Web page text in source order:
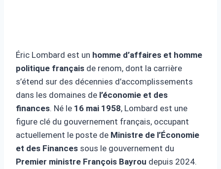
Éric Lombard est un homme d’affaires et homme
politique français de renom, dont la carrière
s’étend sur des décennies d’accomplissements
dans les domaines de l’économie et des
finances. Né le 16 mai 1958, Lombard est une
figure clé du gouvernement français, occupant
actuellement le poste de Ministre de l’Économie
et des Finances sous le gouvernement du
Premier ministre François Bayrou depuis 2024.